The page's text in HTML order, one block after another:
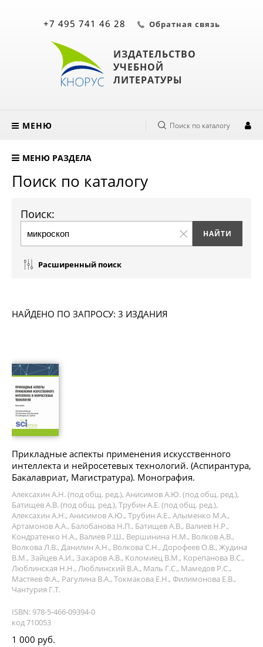
ИЗДАТЕЛЬСТВО
УЧЕБНОЙ
ЛИТЕРАТУРЫ
+7 495 741 46 28 Обратная связь
МЕНЮ Поиск по каталогу
МЕНЮ РАЗДЕЛА
Поиск по каталогу
Поиск:
Расширенный поиск
НАЙДЕНО ПО ЗАПРОСУ: 3 ИЗДАНИЯ
Прикладные аспекты применения искусственного
интеллекта и нейросетевых технологий. (Аспирантура,
Бакалавриат, Магистратура). Монография.
Алексахин А.Н. (под общ. ред.), Анисимов А.Ю. (под общ. ред.),
Батищев А.В. (под общ. ред.), Трубин А.Е. (под общ. ред.),
Алексахин А.Н., Анисимов А.Ю., Трубин А.Е., Алыменко М.А.,
Артамонов А.А., Балобанова Н.П., Батищев А.В., Валиев Н.Р.,
Кондратенко Н.А., Валиев Р.Ш., Вершинина Н.М., Волков А.В.,
Волкова Л.В., Данилин А.Н., Волкова С.Н., Дорофеев О.В., Жудина
В.М., Зайцев А.И., Захаров А.В., Коломиец В.М., Корепанова В.С.,
Люблинская Н.Н., Люблинский В.А., Маль Г.С., Мамедов Р.С.,
Мастяев Ф.А., Рагулина В.А., Токмакова Е.Н., Филимонова Е.В.,
Чантурия Г.Т.
ISBN: 978-5-466-09394-0
код 710053
1 000 руб.